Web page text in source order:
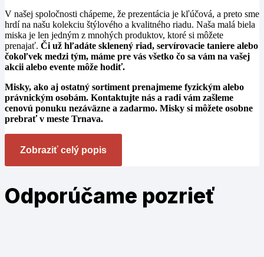
V našej spoločnosti chápeme, že prezentácia je kľúčová, a preto sme
hrdí na našu kolekciu štýlového a kvalitného riadu. Naša malá biela
miska je len jedným z mnohých produktov, ktoré si môžete
prenajať. Či už hľadáte sklenený riad, servírovacie taniere alebo
čokoľvek medzi tým, máme pre vás všetko čo sa vám na vašej
akcii alebo evente môže hodiť.
Misky, ako aj ostatný sortiment prenajmeme fyzickým alebo
právnickým osobám. Kontaktujte nás a radi vám zašleme
cenovú ponuku nezáväzne a zadarmo. Misky si môžete osobne
prebrať v meste Trnava.
Zobraziť celý popis
Odporúčame pozrieť